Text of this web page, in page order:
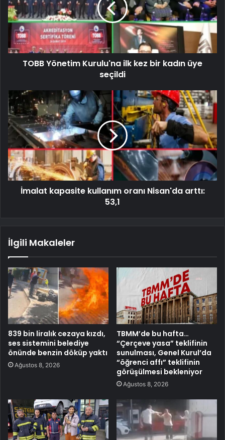
TOBB Yönetim Kurulu'na ilk kez bir kadın üye
seçildi
İmalat kapasite kullanım oranı Nisan'da arttı:
53,1
İlgili Makaleler
839 bin liralık cezaya kızdı,
ses sistemini belediye
önünde benzin döküp yaktı
Ağustos 8, 2026
TBMM’de bu hafta…
“Çerçeve yasa” teklifinin
sunulması, Genel Kurul’da
“öğrenci affı” teklifinin
görüşülmesi bekleniyor
Ağustos 8, 2026